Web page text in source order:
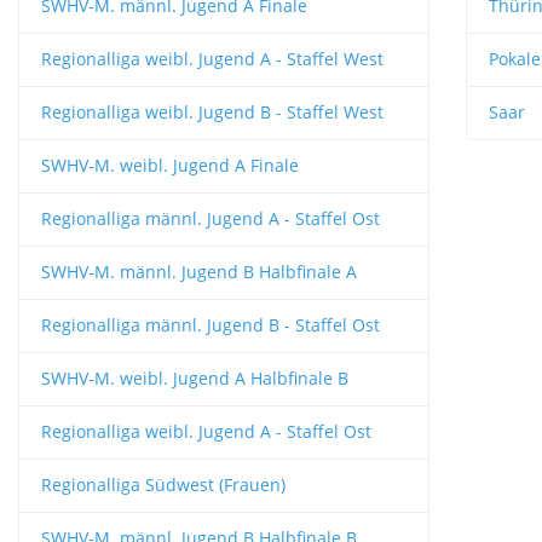
SWHV-M. männl. Jugend A Finale
Regionalliga weibl. Jugend A - Staffel West
Regionalliga weibl. Jugend B - Staffel West
SWHV-M. weibl. Jugend A Finale
Regionalliga männl. Jugend A - Staffel Ost
SWHV-M. männl. Jugend B Halbfinale A
Regionalliga männl. Jugend B - Staffel Ost
SWHV-M. weibl. Jugend A Halbfinale B
Regionalliga weibl. Jugend A - Staffel Ost
Regionalliga Südwest (Frauen)
Pokale
Saar